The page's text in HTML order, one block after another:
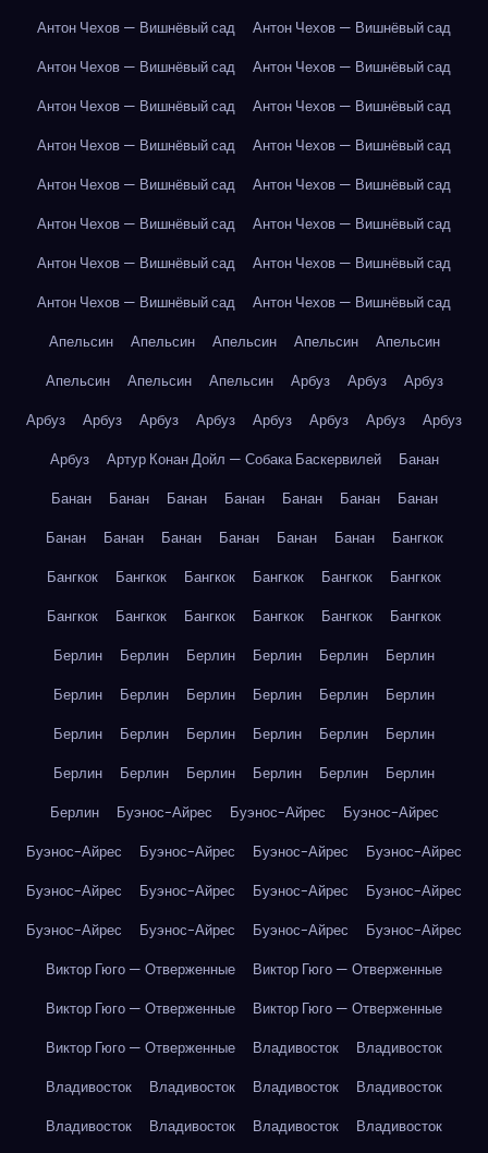
Антон Чехов — Вишнёвый сад
Антон Чехов — Вишнёвый сад
Антон Чехов — Вишнёвый сад
Антон Чехов — Вишнёвый сад
Антон Чехов — Вишнёвый сад
Антон Чехов — Вишнёвый сад
Антон Чехов — Вишнёвый сад
Антон Чехов — Вишнёвый сад
Антон Чехов — Вишнёвый сад
Антон Чехов — Вишнёвый сад
Антон Чехов — Вишнёвый сад
Антон Чехов — Вишнёвый сад
Антон Чехов — Вишнёвый сад
Антон Чехов — Вишнёвый сад
Антон Чехов — Вишнёвый сад
Антон Чехов — Вишнёвый сад
Апельсин
Апельсин Апельсин Апельсин
Апельсин
Апельсин
Апельсин Апельсин Арбуз Арбуз
Арбуз
Арбуз
Арбуз Арбуз Арбуз Арбуз Арбуз Арбуз
Арбуз
Арбуз
Артур Конан Дойл — Собака Баскервилей
Банан
Банан
Банан Банан Банан Банан Банан
Банан
Банан
Банан Банан Банан Банан Банан
Бангкок
Бангкок
Бангкок Бангкок Бангкок Бангкок
Бангкок
Бангкок
Бангкок Бангкок Бангкок Бангкок
Бангкок
Берлин
Берлин Берлин Берлин Берлин
Берлин
Берлин
Берлин Берлин Берлин Берлин
Берлин
Берлин
Берлин Берлин Берлин Берлин
Берлин
Берлин
Берлин Берлин Берлин Берлин
Берлин
Берлин
Буэнос-Айрес Буэнос-Айрес
Буэнос-Айрес
Буэнос-Айрес
Буэнос-Айрес Буэнос-Айрес
Буэнос-Айрес
Буэнос-Айрес
Буэнос-Айрес Буэнос-Айрес
Буэнос-Айрес
Буэнос-Айрес
Буэнос-Айрес Буэнос-Айрес
Буэнос-Айрес
Виктор Гюго — Отверженные
Виктор Гюго — Отверженные
Виктор Гюго — Отверженные
Виктор Гюго — Отверженные
Виктор Гюго — Отверженные
Владивосток
Владивосток
Владивосток
Владивосток Владивосток
Владивосток
Владивосток
Владивосток Владивосток
Владивосток